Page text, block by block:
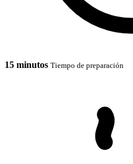
15 minutos Tiempo de preparación